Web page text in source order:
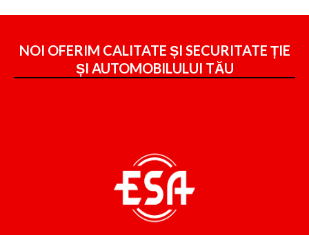
NOI OFERIM CALITATE ȘI SECURITATE ȚIE
ȘI AUTOMOBILULUI TĂU